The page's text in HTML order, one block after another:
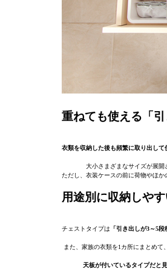
重ねても使える「引
衣類を収納した後も頻繁に取り出して
大小さまざまなサイズが展開
ただし、衣装ケースの前に荷物やほ
用途別に収納しや
チェストタイプは 「引き出しが3～5
また、家族の衣類を1カ所にまとめ
天板が付いているタイプだと